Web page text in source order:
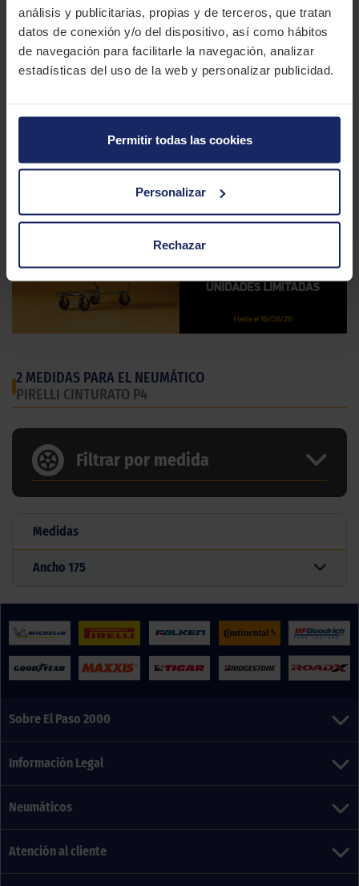
análisis y publicitarias, propias y de terceros, que tratan
datos de conexión y/o del dispositivo, así como hábitos
de navegación para facilitarle la navegación, analizar
estadísticas del uso de la web y personalizar publicidad.
Permitir todas las cookies
Personalizar
Rechazar
Marca
PIRELLI
Modelo
CINTURATO P4
Tipo conducción
2 MEDIDAS PARA EL NEUMÁTICO
PIRELLI CINTURATO P4
Filtrar por medida
Medidas
Ancho 175
Sobre El Paso 2000
Información Legal
Neumáticos
Atención al cliente